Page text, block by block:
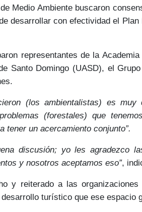
Medio Ambiente buscaron
desarrollar con efectividad el Plan
representantes de la
Santo Domingo (UASD), el
(los ambientalistas) es
(forestales) que
tener un acercamiento conjunto”.
discusión; yo les agradezco
y nosotros aceptamos eso”,
y reiterado a las organizaciones
turístico que ese espacio